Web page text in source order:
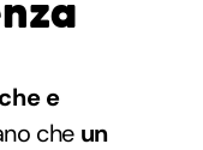
e
che un